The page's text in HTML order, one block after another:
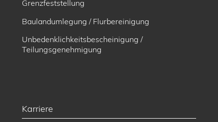
Grenzfeststellung
Baulandumlegung / Flurbereinigung
Unbedenklichkeitsbescheinigung /
Teilungsgenehmigung
Karriere